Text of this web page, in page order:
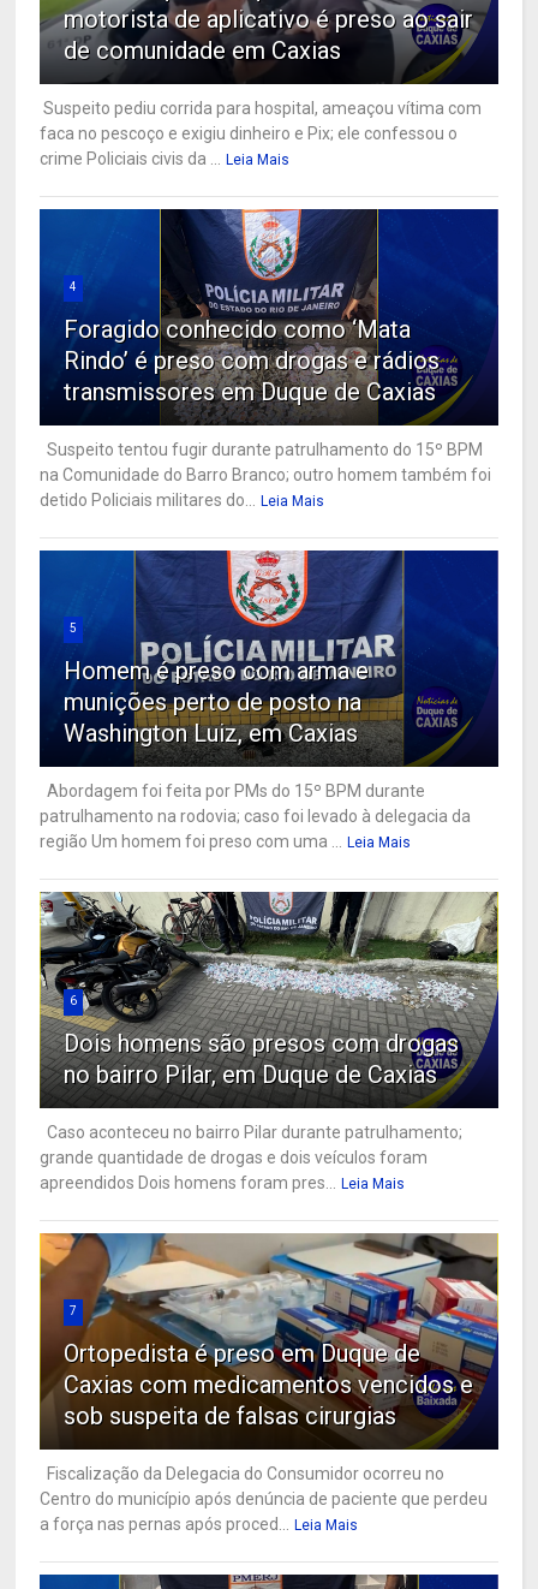
motorista de aplicativo é preso ao sair
de comunidade em Caxias
Suspeito pediu corrida para hospital, ameaçou vítima com
faca no pescoço e exigiu dinheiro e Pix; ele confessou o
crime Policiais civis da ...
Leia Mais
4
Foragido conhecido como ‘Mata
Rindo’ é preso com drogas e rádios
transmissores em Duque de Caxias
Suspeito tentou fugir durante patrulhamento do 15º BPM
na Comunidade do Barro Branco; outro homem também foi
detido Policiais militares do...
Leia Mais
5
Homem é preso com arma e
munições perto de posto na
Washington Luiz, em Caxias
Abordagem foi feita por PMs do 15º BPM durante
patrulhamento na rodovia; caso foi levado à delegacia da
região Um homem foi preso com uma ...
Leia Mais
6
Dois homens são presos com drogas
no bairro Pilar, em Duque de Caxias
Caso aconteceu no bairro Pilar durante patrulhamento;
grande quantidade de drogas e dois veículos foram
apreendidos Dois homens foram pres...
Leia Mais
7
Ortopedista é preso em Duque de
Caxias com medicamentos vencidos e
sob suspeita de falsas cirurgias
Fiscalização da Delegacia do Consumidor ocorreu no
Centro do município após denúncia de paciente que perdeu
a força nas pernas após proced...
Leia Mais